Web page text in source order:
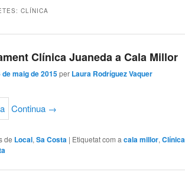
CLÍNICA
Clínica Juaneda a Cala Millor
de maig de 2015 per Laura Rodríguez Vaquer
Continua →
de Local,Sa Costa | Etiquetat com a cala millor,Clínica